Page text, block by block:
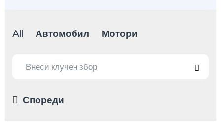
All Автомобил Мотори
Спореди